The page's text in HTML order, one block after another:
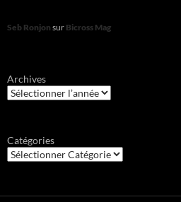
Seb Ronjon sur Bicross Mag
Archives
Catégories